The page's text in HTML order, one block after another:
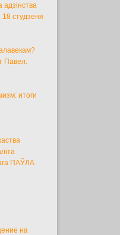
адзінства
18 студзеня
Павел.
итоги
ПАЎЛА
на